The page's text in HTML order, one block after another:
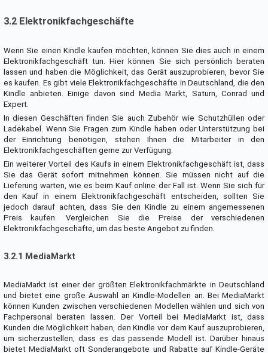
3.2 Elektronikfachgeschäfte
Wenn Sie einen Kindle kaufen möchten, können Sie dies auch in einem
Elektronikfachgeschäft tun. Hier können Sie sich persönlich beraten
lassen und haben die Möglichkeit, das Gerät auszuprobieren, bevor Sie
es kaufen. Es gibt viele Elektronikfachgeschäfte in Deutschland, die den
Kindle anbieten. Einige davon sind Media Markt, Saturn, Conrad und
Expert.
In diesen Geschäften finden Sie auch Zubehör wie Schutzhüllen oder
Ladekabel. Wenn Sie Fragen zum Kindle haben oder Unterstützung bei
der Einrichtung benötigen, stehen Ihnen die Mitarbeiter in den
Elektronikfachgeschäften gerne zur Verfügung.
Ein weiterer Vorteil des Kaufs in einem Elektronikfachgeschäft ist, dass
Sie das Gerät sofort mitnehmen können. Sie müssen nicht auf die
Lieferung warten, wie es beim Kauf online der Fall ist. Wenn Sie sich für
den Kauf in einem Elektronikfachgeschäft entscheiden, sollten Sie
jedoch darauf achten, dass Sie den Kindle zu einem angemessenen
Preis kaufen. Vergleichen Sie die Preise der verschiedenen
Elektronikfachgeschäfte, um das beste Angebot zu finden.
3.2.1 MediaMarkt
MediaMarkt ist einer der größten Elektronikfachmärkte in Deutschland
und bietet eine große Auswahl an Kindle-Modellen an. Bei MediaMarkt
können Kunden zwischen verschiedenen Modellen wählen und sich von
Fachpersonal beraten lassen. Der Vorteil bei MediaMarkt ist, dass
Kunden die Möglichkeit haben, den Kindle vor dem Kauf auszuprobieren,
um sicherzustellen, dass es das passende Modell ist. Darüber hinaus
bietet MediaMarkt oft Sonderangebote und Rabatte auf Kindle-Geräte